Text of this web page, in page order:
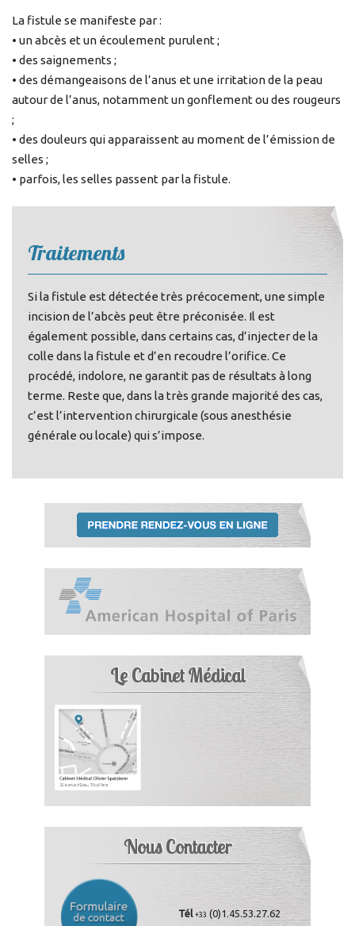
La fistule se manifeste par :
• un abcès et un écoulement purulent ;
• des saignements ;
• des démangeaisons de l’anus et une irritation de la peau
autour de l’anus, notamment un gonflement ou des rougeurs
;
• des douleurs qui apparaissent au moment de l’émission de
selles ;
• parfois, les selles passent par la fistule.
Traitements
Si la fistule est détectée très précocement, une simple
incision de l’abcès peut être préconisée. Il est
également possible, dans certains cas, d’injecter de la
colle dans la fistule et d’en recoudre l’orifice. Ce
procédé, indolore, ne garantit pas de résultats à long
terme. Reste que, dans la très grande majorité des cas,
c’est l’intervention chirurgicale (sous anesthésie
générale ou locale) qui s’impose.
Le Cabinet Médical
Nous Contacter
Tél +33 (0)1.45.53.27.62